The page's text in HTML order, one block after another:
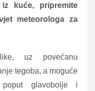
kuće, pripremite
meteorologa za
uz povećanu
tegoba, a moguće
poput glavobolje i